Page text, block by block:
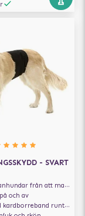
- SVART
från att markera inomhus
och av
runt magen